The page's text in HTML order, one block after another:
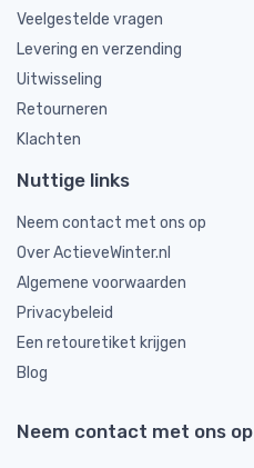
Veelgestelde vragen
Levering en verzending
Uitwisseling
Retourneren
Klachten
Nuttige links
Neem contact met ons op
Over ActieveWinter.nl
Algemene voorwaarden
Privacybeleid
Een retouretiket krijgen
Blog
Neem contact met ons op